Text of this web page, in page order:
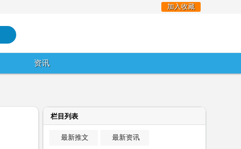
加入收藏
资讯
栏目列表
最新推文 最新资讯